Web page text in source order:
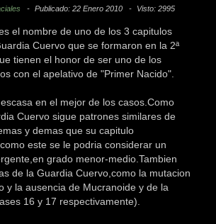
Publicado: 22 Enero 2010 Visto: 2995
el nombre de uno de los 3 capitulos
Cuervo que se formaron en la 2ª
tienen el honor de ser uno de los
con el apelativo de "Primer Nacido".
en el mejor de los casos.Como
Cuervo sigue patrones similares de
y demas que su capitulo
este se le podria considerar un
grado menor-medio.Tambien
de la Guardia Cuervo,como la mutacion
y la ausencia de Mucranoide y de la
16 y 17 respectivamente).